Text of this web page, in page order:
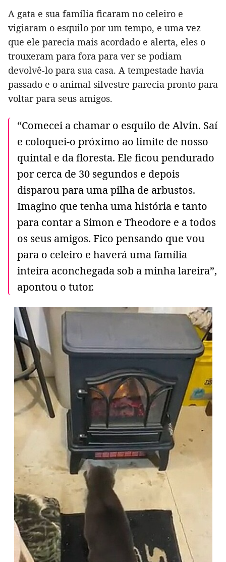
A gata e sua família ficaram no celeiro e
vigiaram o esquilo por um tempo, e uma vez
que ele parecia mais acordado e alerta, eles o
trouxeram para fora para ver se podiam
devolvê-lo para sua casa. A tempestade havia
passado e o animal silvestre parecia pronto para
voltar para seus amigos.
“Comecei a chamar o esquilo de Alvin. Saí
e coloquei-o próximo ao limite de nosso
quintal e da floresta. Ele ficou pendurado
por cerca de 30 segundos e depois
disparou para uma pilha de arbustos.
Imagino que tenha uma história e tanto
para contar a Simon e Theodore e a todos
os seus amigos. Fico pensando que vou
para o celeiro e haverá uma família
inteira aconchegada sob a minha lareira”,
apontou o tutor.